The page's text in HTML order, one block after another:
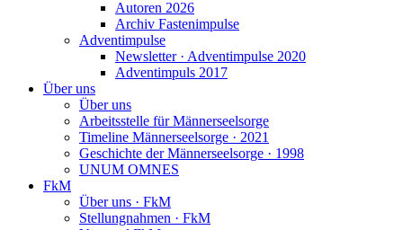
Autoren 2026
Archiv Fastenimpulse
Adventimpulse
Newsletter · Adventimpulse 2020
Adventimpuls 2017
Über uns
Über uns
Arbeitsstelle für Männerseelsorge
Timeline Männerseelsorge · 2021
Geschichte der Männerseelsorge · 1998
UNUM OMNES
FkM
Über uns · FkM
Stellungnahmen · FkM